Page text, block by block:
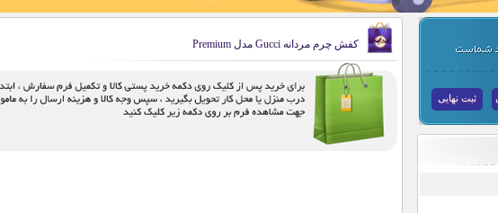
ثبت نهایی
کفش چرم مردانه Gucci مدل Premium